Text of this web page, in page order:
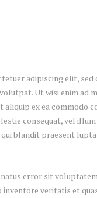
adipiscing elit,
Ut wisi enim ad
ex ea commodo
consequat, vel
blandit praesent
error sit
inventore veritatis et